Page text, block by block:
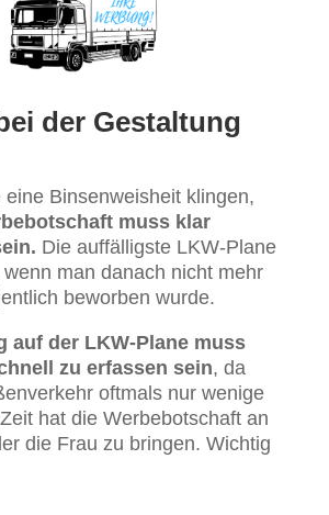
der Gestaltung
eine Binsenweisheit klingen,
muss klar
Die auffälligste LKW-Plane
man danach nicht mehr
beworben wurde.
auf der LKW-Plane muss
zu erfassen sein, da
oftmals nur wenige
hat die Werbebotschaft an
die Frau zu bringen. Wichtig